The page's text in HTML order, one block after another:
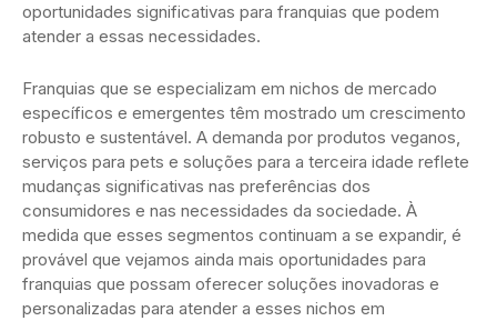
oportunidades significativas para franquias que podem
atender a essas necessidades.
Franquias que se especializam em nichos de mercado
específicos e emergentes têm mostrado um crescimento
robusto e sustentável. A demanda por produtos veganos,
serviços para pets e soluções para a terceira idade reflete
mudanças significativas nas preferências dos
consumidores e nas necessidades da sociedade. À
medida que esses segmentos continuam a se expandir, é
provável que vejamos ainda mais oportunidades para
franquias que possam oferecer soluções inovadoras e
personalizadas para atender a esses nichos em